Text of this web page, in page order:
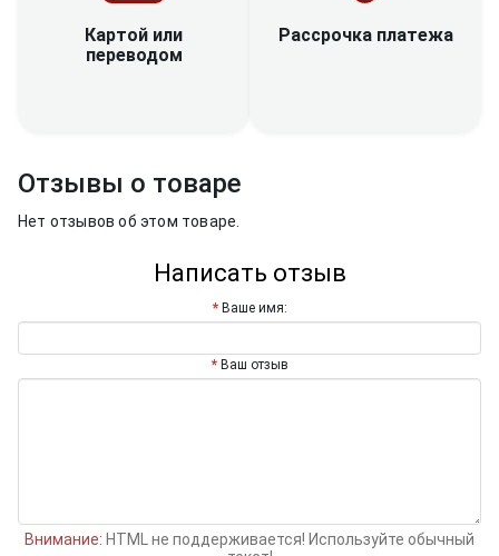
Картой или
переводом
Рассрочка платежа
Отзывы о товаре
Нет отзывов об этом товаре.
Написать отзыв
Ваше имя:
Ваш отзыв
Внимание: HTML не поддерживается! Используйте обычный